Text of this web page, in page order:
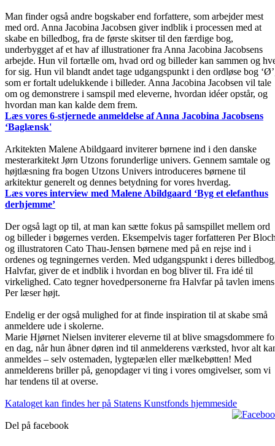
Man finder også andre bogskaber end forfattere, som arbejder mest
med ord. Anna Jacobina Jacobsen giver indblik i processen med at
skabe en billedbog, fra de første skitser til den færdige bog,
underbygget af et hav af illustrationer fra Anna Jacobina Jacobsens
arbejde. Hun vil fortælle om, hvad ord og billeder kan sammen og
for sig. Hun vil blandt andet tage udgangspunkt i den ordløse bog
som er fortalt udelukkende i billeder. Anna Jacobina Jacobsen vil tale
om og demonstrere i samspil med eleverne, hvordan idéer opstår, og
hvordan man kan kalde dem frem.
Læs vores 6-stjernede anmeldelse af Anna Jacobina Jacobsens
‘Baglænsk'
Arkitekten Malene Abildgaard inviterer børnene ind i den danske
mesterarkitekt Jørn Utzons forunderlige univers. Gennem samtale og
højtlæsning fra bogen Utzons Univers introduceres børnene til
arkitektur generelt og dennes betydning for vores hverdag.
Læs vores interview med Malene Abildgaard ‘Byg et elefanthus
derhjemme’
Der også lagt op til, at man kan sætte fokus på samspillet mellem ord
og billeder i bøgernes verden. Eksempelvis tager forfatteren Per
og illustratoren Cato Thau-Jensen børnene med på en rejse ind i
ordenes og tegningernes verden. Med udgangspunkt i deres
Halvfar, giver de et indblik i hvordan en bog bliver til. Fra idé til
virkelighed. Cato tegner hovedpersonerne fra Halvfar på tavlen imens
Per læser højt.
Endelig er der også mulighed for at finde inspiration til at skabe små
anmeldere ude i skolerne.
Marie Hjørnet Nielsen inviterer eleverne til at blive smagsdommere
en dag, når hun åbner døren ind til anmelderens værksted, hvor alt
anmeldes – selv ostemaden, lygtepælen eller mælkebøtten! Med
anmelderens briller på, genopdager vi ting i vores omgivelser, som vi
har tendens til at overse.
Kataloget kan findes her på Statens Kunstfonds hjemmeside
Del på facebook